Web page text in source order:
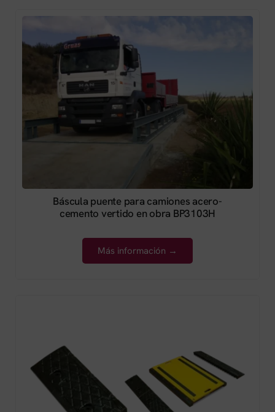
Báscula puente para camiones acero-
cemento vertido en obra BP3103H
Más información →